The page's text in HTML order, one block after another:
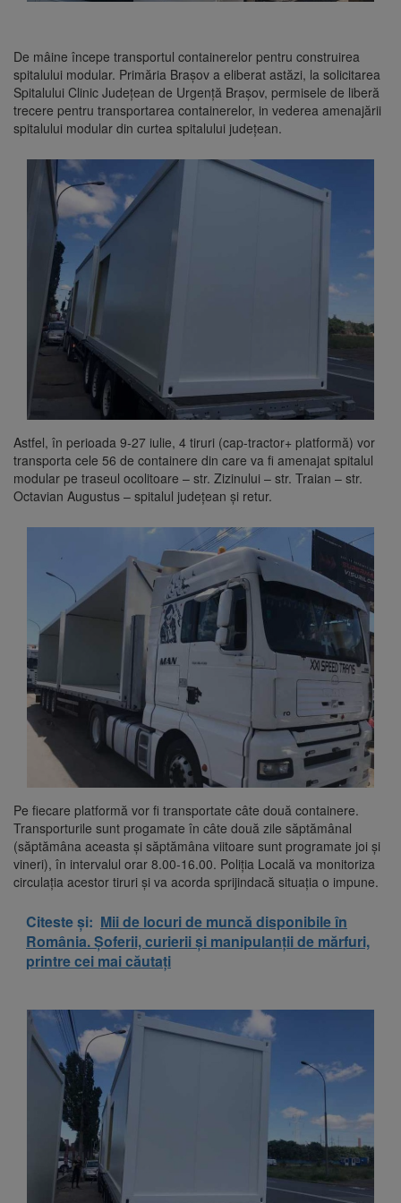
De mâine începe transportul containerelor pentru construirea
spitalului modular. Primăria Brașov a eliberat astăzi, la solicitarea
Spitalului Clinic Județean de Urgență Brașov, permisele de liberă
trecere pentru transportarea containerelor, in vederea amenajării
spitalului modular din curtea spitalului județean.
Astfel, în perioada 9-27 iulie, 4 tiruri (cap-tractor+ platformă) vor
transporta cele 56 de containere din care va fi amenajat spitalul
modular pe traseul ocolitoare – str. Zizinului – str. Traian – str.
Octavian Augustus – spitalul județean și retur.
Pe fiecare platformă vor fi transportate câte două containere.
Transporturile sunt progamate în câte două zile săptămânal
(săptămâna aceasta și săptămâna viitoare sunt programate joi și
vineri), în intervalul orar 8.00-16.00. Poliția Locală va monitoriza
circulația acestor tiruri și va acorda sprijindacă situația o impune.
Citeste și: Mii de locuri de muncă disponibile în
România. Șoferii, curierii și manipulanții de mărfuri,
printre cei mai căutați